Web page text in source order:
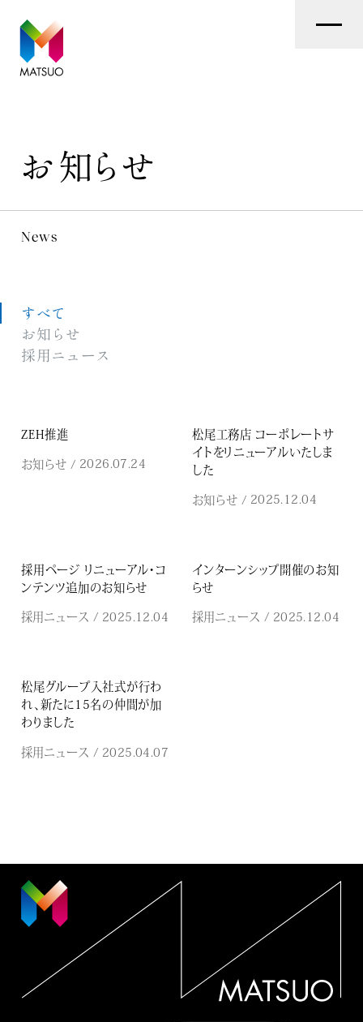
お知らせ
お 知 ら せ
News
すべて
お知らせ
採用ニュース
ZEH推進
お知らせ / 2026.07.24
松尾工務店 コーポレートサ
イトをリニューアルいたしま
した
お知らせ / 2025.12.04
採用ページ リニューアル・コ
ンテンツ追加のお知らせ
採用ニュース / 2025.12.04
インターンシップ開催のお知
らせ
採用ニュース / 2025.12.04
松尾グループ入社式が行わ
れ、新たに15名の仲間が加
わりました
採用ニュース / 2025.04.07
松尾工務店